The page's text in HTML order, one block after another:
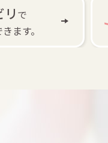
で
ます。